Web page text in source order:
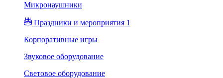
Микронаушники
Праздники и мероприятия 1
Корпоративные игры
Звуковое оборудование
Световое оборудование